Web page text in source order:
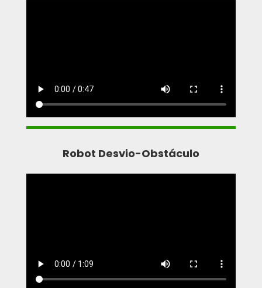
Robot Desvio-Obstáculo